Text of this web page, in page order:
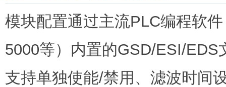
模块配置通过主流PLC编程软
5000等）内置的GSD/ESI/
支持单独使能/禁用、滤波时间